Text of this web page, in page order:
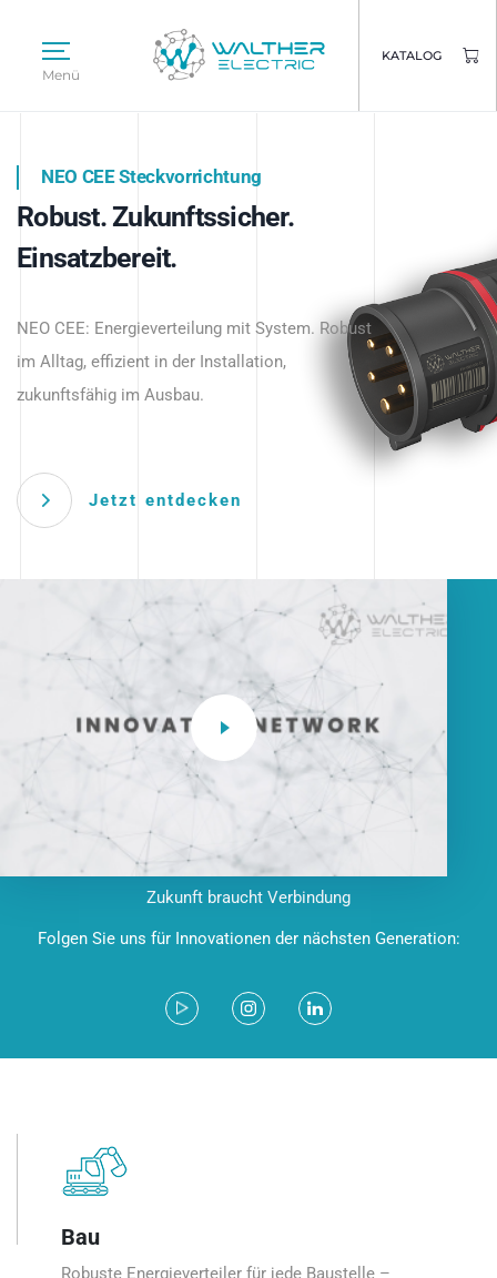
Menü
KATALOG
Intelligente Stromverteilung
beginnt hier.
NEO CEE Steckvorrichtung
Robust. Zukunftssicher.
Einsatzbereit.
NEO CEE: Energieverteilung mit System. Robust
im Alltag, effizient in der Installation,
zukunftsfähig im Ausbau.
Jetzt entdecken
Intelligenz trifft Energie.
Anwendungen – robust, IP-geschützt und
zukunftsfähig.
Zukunft braucht Verbindung
Folgen Sie uns für Innovationen der nächsten Generation:
Bau
Robuste Energieverteiler für jede Baustelle –